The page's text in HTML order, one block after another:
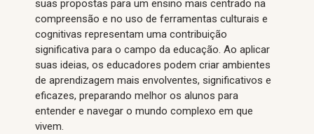
suas propostas para um ensino mais centrado na
compreensão e no uso de ferramentas culturais e
cognitivas representam uma contribuição
significativa para o campo da educação. Ao aplicar
suas ideias, os educadores podem criar ambientes
de aprendizagem mais envolventes, significativos e
eficazes, preparando melhor os alunos para
entender e navegar o mundo complexo em que
vivem.